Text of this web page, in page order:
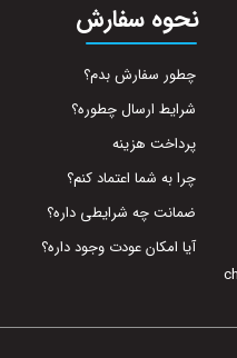
نحوه سفارش
چطور سفارش بدم؟
شرایط ارسال چطوره؟
پرداخت هزینه
چرا به شما اعتماد کنم؟
ضمانت چه شرایطی داره؟
آیا امکان عودت وجود داره؟